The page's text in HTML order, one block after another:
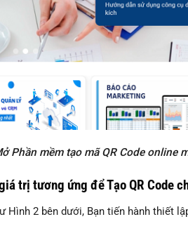
Phần mềm tạo mã QR Code online
trị tương ứng để Tạo QR Code
2 bên dưới, Bạn tiến hành thiết